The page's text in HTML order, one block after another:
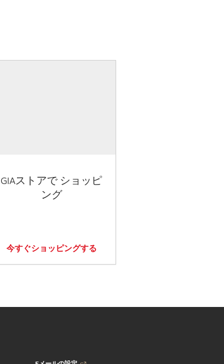
GIAストアで ショッピ
ング
今すぐショッピングする